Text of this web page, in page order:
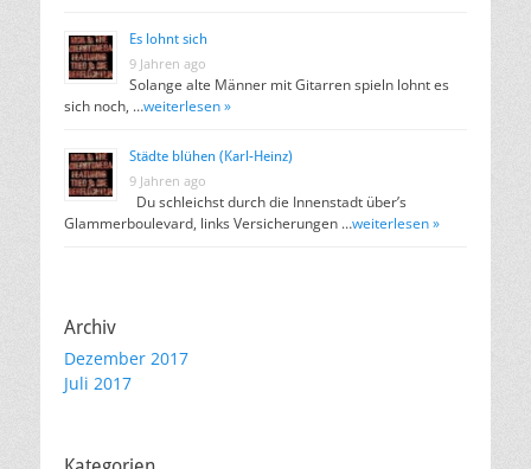
Es lohnt sich
9 Jahren ago
Solange alte Männer mit Gitarren spieln lohnt es
sich noch, …weiterlesen »
Städte blühen (Karl-Heinz)
9 Jahren ago
Du schleichst durch die Innenstadt über’s
Glammerboulevard, links Versicherungen …weiterlesen »
Archiv
Dezember 2017
Juli 2017